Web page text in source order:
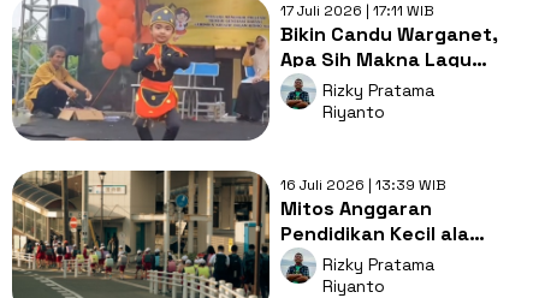
17 Juli 2026 | 17:11 WIB
Bikin Candu Warganet,
Apa Sih Makna Lagu
'Sakedung Kading' yang
Lagi Viral?
Rizky Pratama
Riyanto
16 Juli 2026 | 13:39 WIB
Mitos Anggaran
Pendidikan Kecil ala
Singapura dan Jepang:
Kenapa Indonesia Tidak
Rizky Pratama
Riyanto